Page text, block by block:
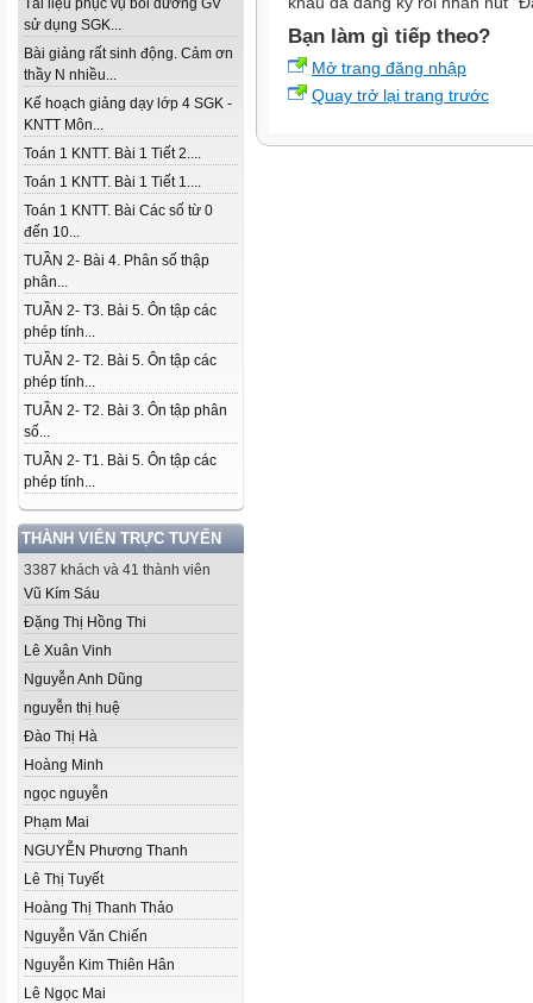
Tài liệu phục vụ bồi dưỡng GV
sử dụng SGK...
Bài giảng rất sinh động. Cảm ơn
thầy N nhiều...
Kế hoạch giảng dạy lớp 4 SGK -
KNTT Môn...
Toán 1 KNTT. Bài 1 Tiết 2....
Toán 1 KNTT. Bài 1 Tiết 1....
Toán 1 KNTT. Bài Các số từ 0
đến 10...
TUẦN 2- Bài 4. Phân số thập
phân...
TUẦN 2- T3. Bài 5. Ôn tập các
phép tính...
TUẦN 2- T2. Bài 5. Ôn tập các
phép tính...
TUẦN 2- T2. Bài 3. Ôn tập phân
số...
TUẦN 2- T1. Bài 5. Ôn tập các
phép tính...
THÀNH VIÊN TRỰC TUYẾN
3387 khách và 41 thành viên
Vũ Kím Sáu
Đặng Thị Hồng Thi
Lê Xuân Vinh
Nguyễn Anh Dũng
nguyễn thị huệ
Đào Thị Hà
Hoàng Minh
ngọc nguyễn
Phạm Mai
NGUYỄN Phương Thanh
Lê Thị Tuyết
Hoàng Thị Thanh Thảo
Nguyễn Văn Chiến
Nguyễn Kim Thiên Hân
Lê Ngọc Mai
Bạn làm gì tiếp theo?
Mở trang đăng nhập
Quay trở lại trang trước